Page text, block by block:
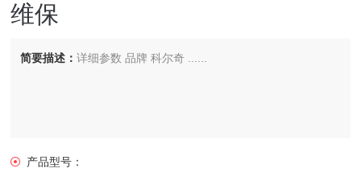
维保
简要描述：详细参数 品牌 科尔奇 ......
产品型号：